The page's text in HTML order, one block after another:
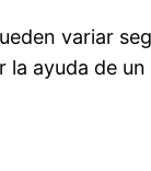
variar
la ayuda de